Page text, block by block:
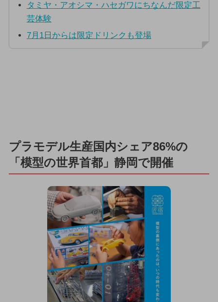
タミヤ・アオシマ・ハセガワにちなんだ限定工
芸体験
7月1日からは限定ドリンクも登場
プラモデル生産国内シェア86%の
「模型の世界首都」静岡で開催